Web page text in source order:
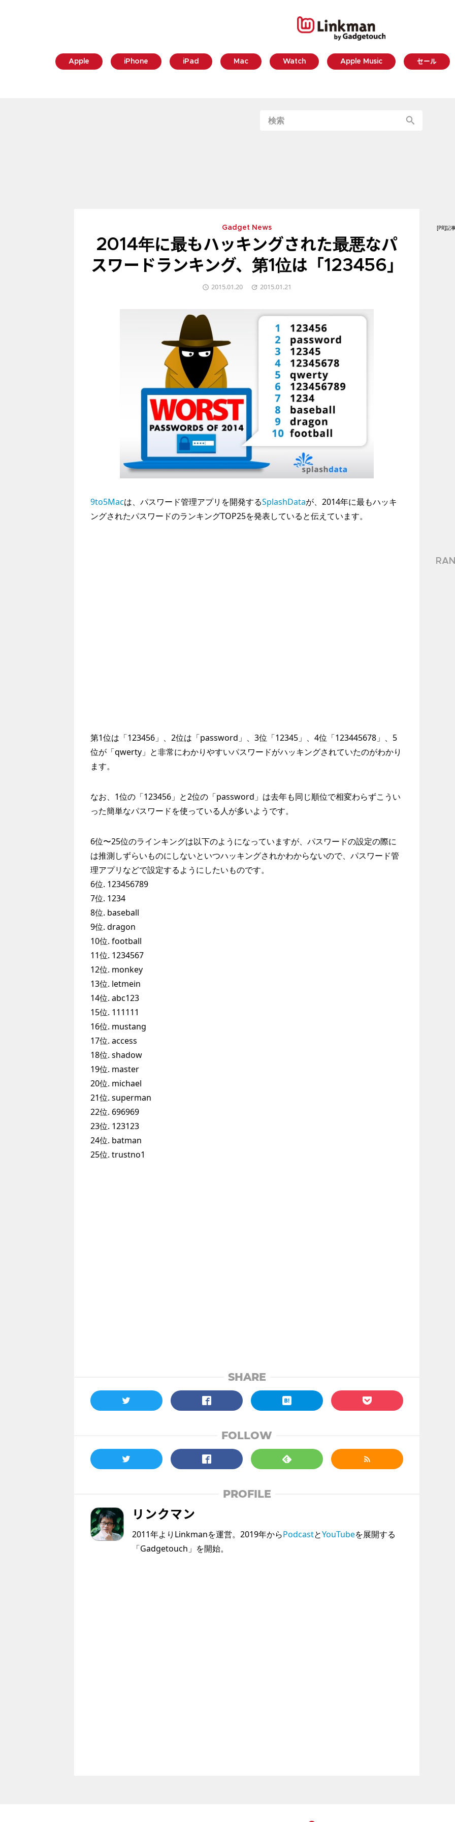
Apple iPhone iPad Mac Watch Apple Music セール
Gadget News
2014年に最もハッキングされた最悪なパ
スワードランキング、第1位は「123456」
2015.01.20 2015.01.21
9to5Macは、パスワード管理アプリを開発するSplashDataが、2014年に最もハッキ
ングされたパスワードのランキングTOP25を発表していると伝えています。
第1位は「123456」、2位は「password」、3位「12345」、4位「123445678」、5
位が「qwerty」と非常にわかりやすいパスワードがハッキングされていたのがわかり
ます。
なお、1位の「123456」と2位の「password」は去年も同じ順位で相変わらずこうい
った簡単なパスワードを使っている人が多いようです。
6位〜25位のラインキングは以下のようになっていますが、パスワードの設定の際に
は推測しずらいものにしないといつハッキングされかわからないので、パスワード管
理アプリなどで設定するようにしたいものです。
6位. 123456789
7位. 1234
8位. baseball
9位. dragon
10位. football
11位. 1234567
12位. monkey
13位. letmein
14位. abc123
15位. 111111
16位. mustang
17位. access
18位. shadow
19位. master
20位. michael
21位. superman
22位. 696969
23位. 123123
24位. batman
25位. trustno1
SHARE
FOLLOW
PROFILE
リンクマン
2011年よりLinkmanを運営。2019年からPodcastとYouTubeを展開する
「Gadgetouch」を開始。
[PR]記